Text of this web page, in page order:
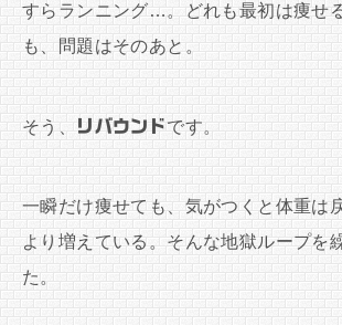
すらランニング…。どれも最初は痩せ
も、問題はそのあと。
そう、 リバウンドです。
一瞬だけ痩せても、気がつくと体重は
より増えている。そんな地獄ループを
た。